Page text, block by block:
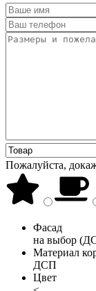
Пожалуйста,
Фасад
на выбор
Материал
ДСП
Цвет